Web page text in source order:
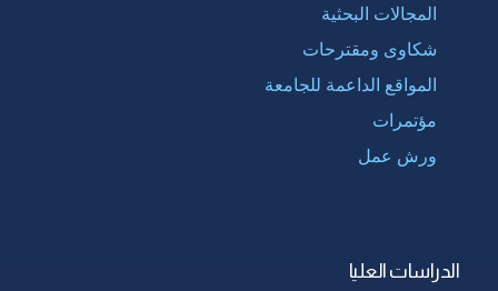
المجالات البحثية
شكاوى ومقترحات
المواقع الداعمة للجامعة
مؤتمرات
ورش عمل
الدراسات العليا